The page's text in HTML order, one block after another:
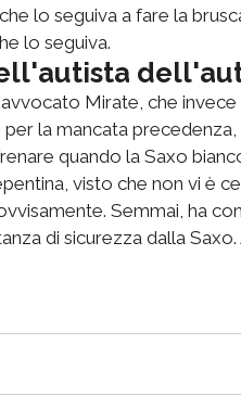
lo seguiva a fare la
lo seguiva.
Mirate, che invece
la mancata
quando la Saxo
visto che non vi è
Semmai, ha
di sicurezza dalla